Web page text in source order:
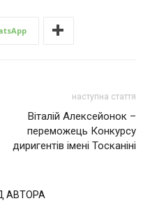
наступна стаття
Віталій Алексейонок –
переможець Конкурсу
диригентів імені Тосканіні
АВТОРА